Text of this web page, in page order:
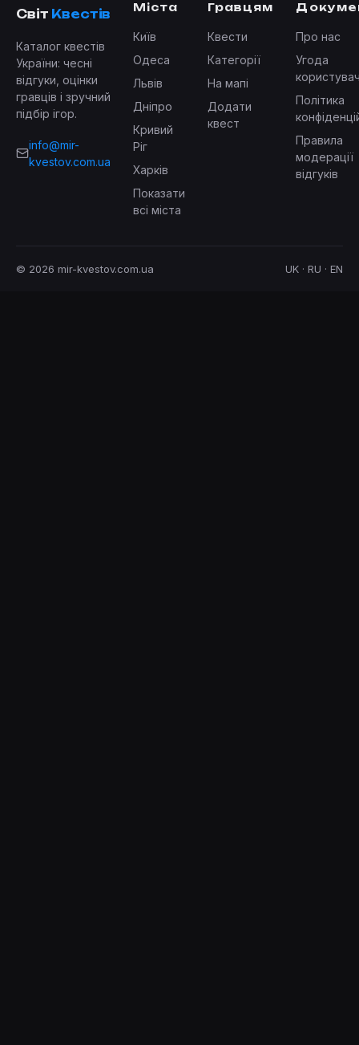
Світ Квестів
Каталог квестів
України: чесні
відгуки, оцінки
гравців і зручний
підбір ігор.
info@mir-
kvestov.com.ua
Міста
Київ
Одеса
Львів
Дніпро
Кривий
Ріг
Харків
Показати
всі міста
Гравцям
Квести
Категорії
На мапі
Додати
квест
Про нас
Угода
Політика
Правила
модерації
відгуків
© 2026 mir-kvestov.com.ua UK · RU · EN